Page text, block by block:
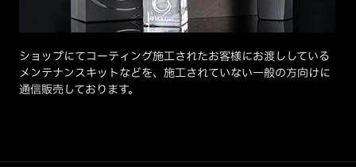
ショップにてコーティング施工されたお客様にお渡ししている
メンテナンスキットなどを、施工されていない一般の方向けに
通信販売しております。